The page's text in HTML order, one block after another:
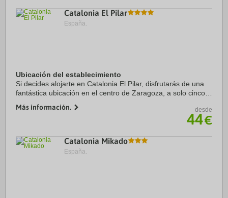
Catalonia El Pilar
España.
Ubicación del establecimiento
Si decides alojarte en Catalonia El Pilar, disfrutarás de una
fantástica ubicación en el centro de Zaragoza, a solo cinco
Zaragoza Central Market. ...
Más información. desde
44€
Catalonia Mikado
España.